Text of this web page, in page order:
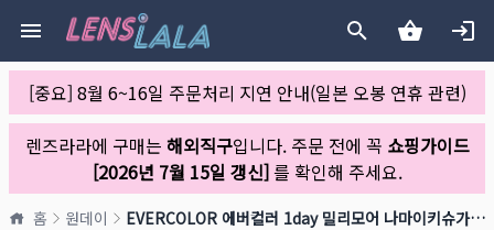
[중요] 8월 6~16일 주문처리 지연 안내(일본 오봉 연휴 관련)
렌즈라라에 구매는 해외직구입니다. 주문 전에 꼭 쇼핑가이드
[2026년 7월 15일 갱신]를 확인해 주세요.
홈 원데이 EVERCOLOR 에버컬러 1day 밀리모어 나마이키슈가(1박스 10개들이)